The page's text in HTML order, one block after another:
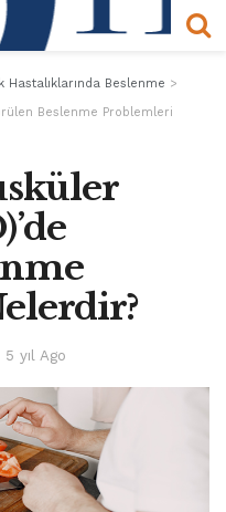
Hastalıklarında Beslenme >
Beslenme Problemleri
5 yıl Ago